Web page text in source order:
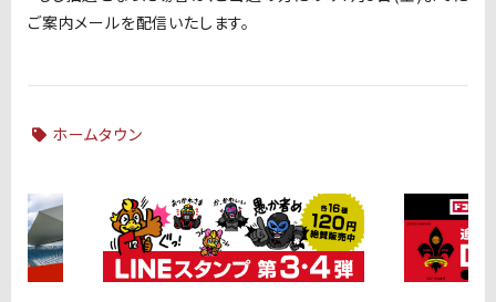
ご案内メールを配信いたします。
ホームタウン